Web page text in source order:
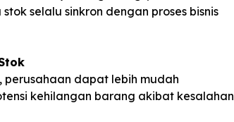
selalu sinkron dengan proses bisnis
dapat lebih mudah
kehilangan barang akibat kesalahan